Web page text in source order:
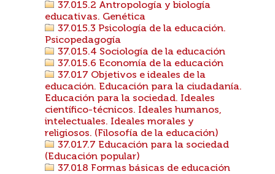
37.015.2 Antropología y biología
educativas. Genética
37.015.3 Psicología de la educación.
Psicopedagogía
37.015.4 Sociología de la educación
37.015.6 Economía de la educación
37.017 Objetivos e ideales de la
educación. Educación para la ciudadanía.
Educación para la sociedad. Ideales
científico-técnicos. Ideales humanos,
intelectuales. Ideales morales y
religiosos. (Filosofía de la educación)
37.017.7 Educación para la sociedad
(Educación popular)
37.018 Formas básicas de educación